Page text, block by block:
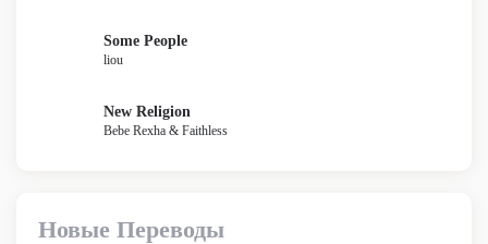
Some People
liou
New Religion
Bebe Rexha & Faithless
Новые Переводы